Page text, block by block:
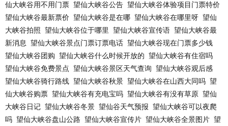
仙大峡谷用不用门票 望仙大峡谷公告 望仙大峡谷体验项目门票特价
望仙大峡谷最新票价 望仙大峡谷是在哪 望仙大峡谷在哪里呀 望仙
大峡谷拍照 望仙大峡谷位于哪里 望仙大峡谷宣传语 望仙大峡谷最
新消息
望仙大峡谷景点门票订票电话 望仙大峡谷现在门票多少钱
望仙大峡谷团购 望仙大峡谷什么时候开放的 望仙大峡谷有住宿吗
望仙大峡谷免费景点 望仙大峡谷景区天气查询 望仙大峡谷观后感
望仙大峡谷骑行路线 望仙大峡谷秋景 望仙大峡谷在山西大同吗 望
仙大峡谷购票 望仙大峡谷有充电宝吗 望仙大峡谷有没有草原 望仙
大峡谷日记 望仙大峡谷冬景 望仙谷天气预报 望仙大峡谷可以夜爬
吗 望仙大峡谷盘山公路 望仙大峡谷宣传片 望仙大峡谷全景图片 望